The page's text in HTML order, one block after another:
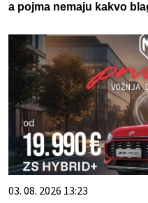
a pojma nemaju kakvo
03. 08. 2026 13:23